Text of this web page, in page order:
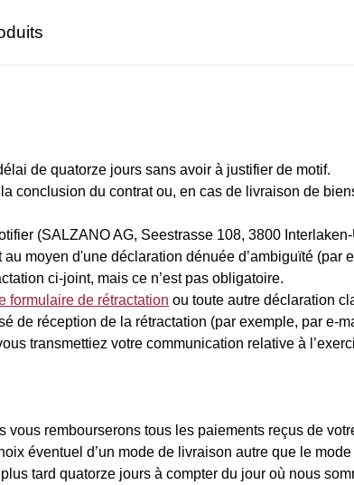
de quatorze jours sans avoir à justifier de motif.
conclusion du contrat ou, en cas de livraison de
(SALZANO AG, Seestrasse 108, 3800
moyen d'une déclaration dénuée d’ambiguïté (par
ci-joint, mais ce n’est pas obligatoire.
formulaire de rétractation ou toute autre déclaration
de réception de la rétractation (par exemple, par e-
transmettiez votre communication relative à
vous rembourserons tous les paiements reçus de
éventuel d’un mode de livraison autre que le
tard quatorze jours à compter du jour où nous